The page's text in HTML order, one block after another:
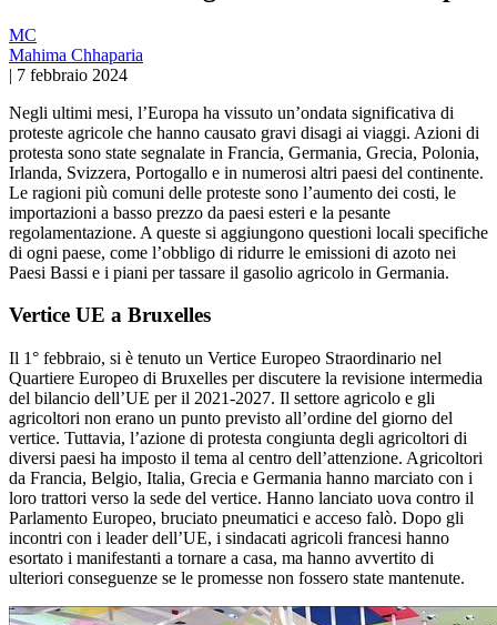
MC
Mahima Chhaparia
| 7 febbraio 2024
Negli ultimi mesi, l’Europa ha vissuto un’ondata significativa di
proteste agricole che hanno causato gravi disagi ai viaggi. Azioni di
protesta sono state segnalate in Francia, Germania, Grecia, Polonia,
Irlanda, Svizzera, Portogallo e in numerosi altri paesi del continente.
Le ragioni più comuni delle proteste sono l’aumento dei costi, le
importazioni a basso prezzo da paesi esteri e la pesante
regolamentazione. A queste si aggiungono questioni locali specifiche
di ogni paese, come l’obbligo di ridurre le emissioni di azoto nei
Paesi Bassi e i piani per tassare il gasolio agricolo in Germania.
Vertice UE a Bruxelles
Il 1° febbraio, si è tenuto un Vertice Europeo Straordinario nel
Quartiere Europeo di Bruxelles per discutere la revisione intermedia
del bilancio dell’UE per il 2021-2027. Il settore agricolo e gli
agricoltori non erano un punto previsto all’ordine del giorno del
vertice. Tuttavia, l’azione di protesta congiunta degli agricoltori di
diversi paesi ha imposto il tema al centro dell’attenzione. Agricoltori
da Francia, Belgio, Italia, Grecia e Germania hanno marciato con i
loro trattori verso la sede del vertice. Hanno lanciato uova contro il
Parlamento Europeo, bruciato pneumatici e acceso falò. Dopo gli
incontri con i leader dell’UE, i sindacati agricoli francesi hanno
esortato i manifestanti a tornare a casa, ma hanno avvertito di
ulteriori conseguenze se le promesse non fossero state mantenute.